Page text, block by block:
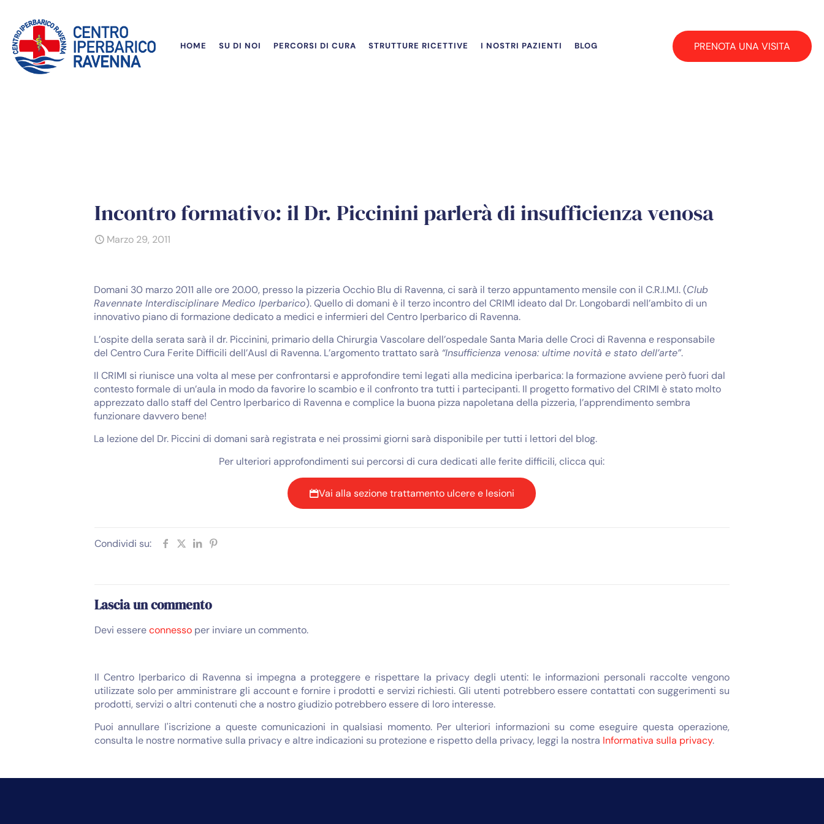
HOME SU DI NOI PERCORSI DI CURA STRUTTURE RICETTIVE I NOSTRI PAZIENTI BLOG PRENOTA UNA VISITA
Incontro formativo: il Dr. Piccinini parlerà di insufficienza venosa
Marzo 29, 2011
Domani 30 marzo 2011 alle ore 20.00, presso la pizzeria Occhio Blu di Ravenna, ci sarà il terzo appuntamento mensile con il C.R.I.M.I. (Club
Ravennate Interdisciplinare Medico Iperbarico). Quello di domani è il terzo incontro del CRIMI ideato dal Dr. Longobardi nell’ambito di un
innovativo piano di formazione dedicato a medici e infermieri del Centro Iperbarico di Ravenna.
L’ospite della serata sarà il dr. Piccinini, primario della Chirurgia Vascolare dell’ospedale Santa Maria delle Croci di Ravenna e responsabile
del Centro Cura Ferite Difficili dell’Ausl di Ravenna. L’argomento trattato sarà “Insufficienza venosa: ultime novità e stato dell’arte”.
Il CRIMI si riunisce una volta al mese per confrontarsi e approfondire temi legati alla medicina iperbarica: la formazione avviene però fuori dal
contesto formale di un’aula in modo da favorire lo scambio e il confronto tra tutti i partecipanti. Il progetto formativo del CRIMI è stato molto
apprezzato dallo staff del Centro Iperbarico di Ravenna e complice la buona pizza napoletana della pizzeria, l’apprendimento sembra
funzionare davvero bene!
La lezione del Dr. Piccini di domani sarà registrata e nei prossimi giorni sarà disponibile per tutti i lettori del blog.
Per ulteriori approfondimenti sui percorsi di cura dedicati alle ferite difficili, clicca qui:
Vai alla sezione trattamento ulcere e lesioni
Condividi su:
Lascia un commento
Devi essereconnesso per inviare un commento.
Il Centro Iperbarico di Ravenna si impegna a proteggere e rispettare la privacy degli utenti: le informazioni personali raccolte vengono
utilizzate solo per amministrare gli account e fornire i prodotti e servizi richiesti. Gli utenti potrebbero essere contattati con suggerimenti su
prodotti, servizi o altri contenuti che a nostro giudizio potrebbero essere di loro interesse.
Puoi annullare l'iscrizione a queste comunicazioni in qualsiasi momento. Per ulteriori informazioni su come eseguire questa operazione,
consulta le nostre normative sulla privacy e altre indicazioni su protezione e rispetto della privacy, leggi la nostra Informativa sulla privacy.